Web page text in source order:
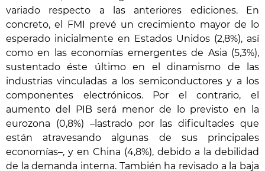
variado respecto a las anteriores ediciones. En
concreto, el FMI prevé un crecimiento mayor de lo
esperado inicialmente en Estados Unidos (2,8%), así
como en las economías emergentes de Asia (5,3%),
sustentado éste último en el dinamismo de las
industrias vinculadas a los semiconductores y a los
componentes electrónicos. Por el contrario, el
aumento del PIB será menor de lo previsto en la
eurozona (0,8%) –lastrado por las dificultades que
están atravesando algunas de sus principales
economías–, y en China (4,8%), debido a la debilidad
de la demanda interna. También ha revisado a la baja